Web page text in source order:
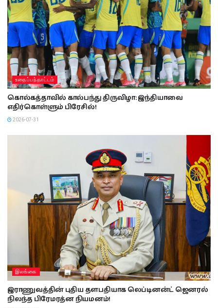
உதைப்பந்தாட்டம்
கொல்கத்தாவில் கால்பந்து திருவிழா: இந்தியாவை
எதிர்கொள்ளும் பிரேசில்!
2026-07-31
இலங்கை
இராணுவத்தின் புதிய தளபதியாக லெப்டினன்ட் ஜெனரல்
நிலந்த பிரேமரத்ன நியமனம்!